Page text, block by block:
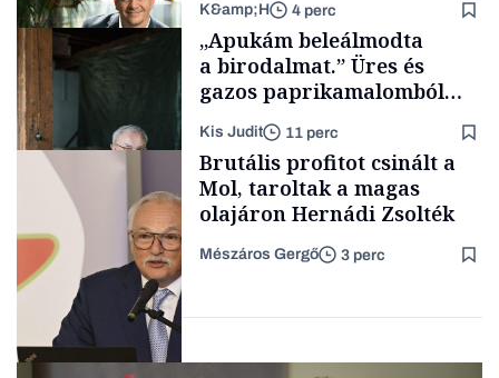
Makro
TÁMOGATÓI
TARTALOM
K&amp;H 4 perc
Családi
vállalkozások
„Apukám beleálmodta
a birodalmat.” Üres és
gazos paprikamalomból
lett az igazi családi
fűszersztori
Kis Judit 11 perc
Brutális profitot csinált a
Mol, taroltak a magas
olajáron Hernádi Zsolték
Mészáros Gergő 3 perc